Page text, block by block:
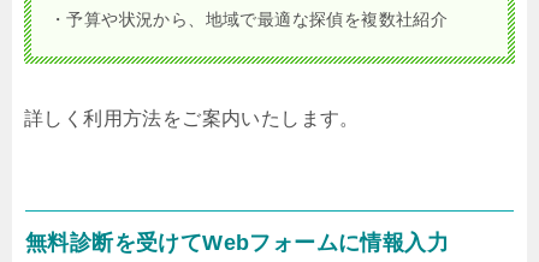
・予算や状況から、地域で最適な探偵を複数社紹介
詳しく利用方法をご案内いたします。
無料診断を受けてWebフォームに情報入力